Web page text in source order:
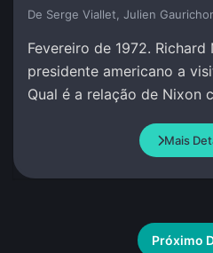
De Serge Viallet, Julien
Fevereiro de 1972.
presidente americano a
Qual é a relação de Nixon
Mais
Próximo